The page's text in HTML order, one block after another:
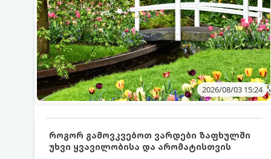
2026/08/03 15:24
როგორ გამოვკვებოთ ვარდები ზაფხულში
უხვი ყვავილობისა და არომატისთვის